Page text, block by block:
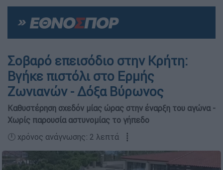
Σοβαρό επεισόδιο στην Κρήτη:
Βγήκε πιστόλι στο Ερμής
Ζωνιανών - Δόξα Βύρωνος
Καθυστέρηση σχεδόν μίας ώρας στην έναρξη του αγώνα -
Χωρίς παρουσία αστυνομίας το γήπεδο
🕛 χρόνος ανάγνωσης: 2 λεπτά ┋